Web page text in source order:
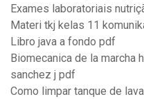
Exames laboratoriais
Materi tkj kelas 11
Libro java a fondo pdf
Biomecanica de la marcha
sanchez j pdf
Como limpar tanque de